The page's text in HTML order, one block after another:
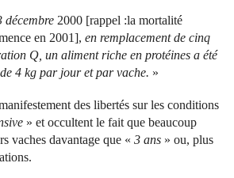
2000 [rappel :la mortalité
en 2001], en remplacement de cinq
Q, un aliment riche en protéines a été
4 kg par jour et par vache. »
des libertés sur les conditions
» et occultent le fait que beaucoup
vaches davantage que « 3 ans » ou, plus